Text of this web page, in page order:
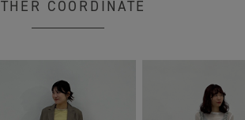
COORDINATE